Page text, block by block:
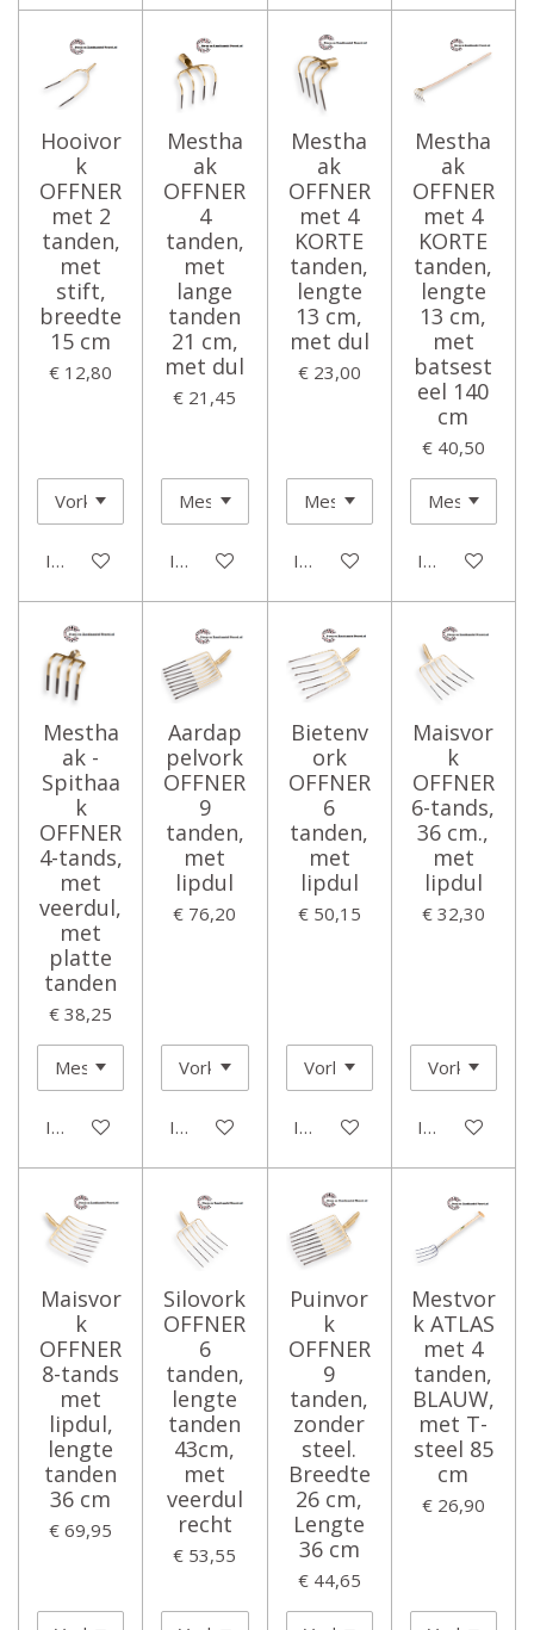
Hooivor
k
OFFNER
met 2
tanden,
met
stift,
breedte
15 cm
€ 12,80
In winkelwagen
Mestha
ak
OFFNER
4
tanden,
met
lange
tanden
21 cm,
met dul
€ 21,45
In winkelwagen
Mestha
ak
OFFNER
met 4
KORTE
tanden,
lengte
13 cm,
met dul
€ 23,00
In winkelwagen
Mestha
ak
OFFNER
met 4
KORTE
tanden,
lengte
13 cm,
met
batsest
eel 140
cm
€ 40,50
In
Mestha
ak -
Spithaa
k
OFFNER
4-tands,
met
veerdul,
met
platte
tanden
€ 38,25
In winkelwagen
Aardap
pelvork
OFFNER
9
tanden,
met
lipdul
€ 76,20
In winkelwagen
Bietenv
ork
OFFNER
6
tanden,
met
lipdul
€ 50,15
In winkelwagen
Maisvor
k
OFFNER
6-tands,
36 cm.,
met
lipdul
€ 32,30
In
Maisvor
k
OFFNER
8-tands
met
lipdul,
lengte
tanden
36 cm
€ 69,95
Silovork
OFFNER
6
tanden,
lengte
tanden
43cm,
met
veerdul
recht
€ 53,55
Puinvor
k
OFFNER
9
tanden,
zonder
steel.
Breedte
26 cm,
Lengte
36 cm
€ 44,65
Mestvor
k ATLAS
met 4
tanden,
BLAUW,
met T-
steel 85
cm
€ 26,90